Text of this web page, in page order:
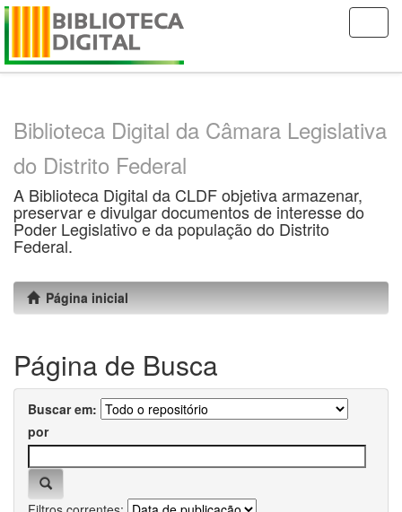
Skip
Biblioteca Digital da Câmara Legislativa
do Distrito Federal
A Biblioteca Digital da CLDF objetiva armazenar,
preservar e divulgar documentos de interesse do
Poder Legislativo e da população do Distrito
Federal.
Página inicial
Página de Busca
Buscar em:
por